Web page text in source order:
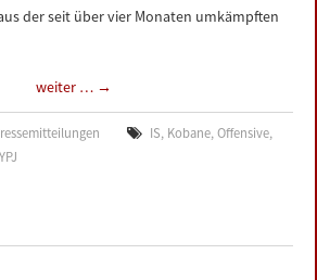
der seit über vier Monaten umkämpften
weiter … →
IS, Kobane, Offensive,
YPJ